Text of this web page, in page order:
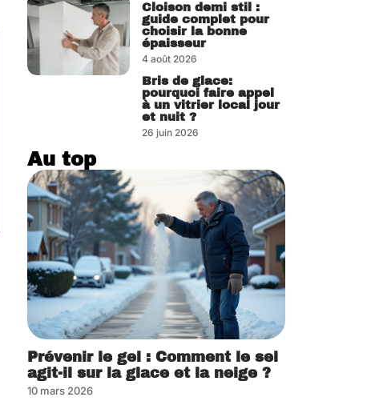
Cloison demi stil :
guide complet pour
choisir la bonne
épaisseur
4 août 2026
Bris de glace:
pourquoi faire appel
à un vitrier local jour
et nuit ?
26 juin 2026
Au top
Prévenir le gel : Comment le sel
agit-il sur la glace et la neige ?
10 mars 2026